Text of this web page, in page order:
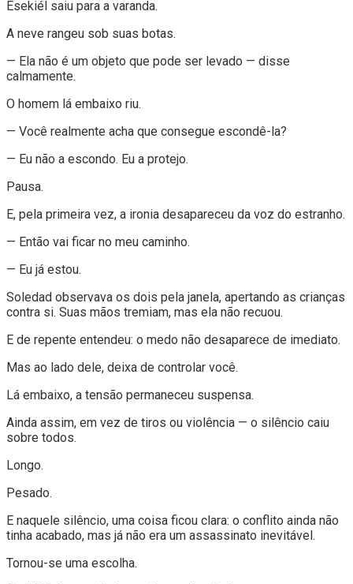
Esekiél saiu para a varanda.
A neve rangeu sob suas botas.
— Ela não é um objeto que pode ser levado — disse
calmamente.
O homem lá embaixo riu.
— Você realmente acha que consegue escondê-la?
— Eu não a escondo. Eu a protejo.
Pausa.
E, pela primeira vez, a ironia desapareceu da voz do estranho.
— Então vai ficar no meu caminho.
— Eu já estou.
Soledad observava os dois pela janela, apertando as crianças
contra si. Suas mãos tremiam, mas ela não recuou.
E de repente entendeu: o medo não desaparece de imediato.
Mas ao lado dele, deixa de controlar você.
Lá embaixo, a tensão permaneceu suspensa.
Ainda assim, em vez de tiros ou violência — o silêncio caiu
sobre todos.
Longo.
Pesado.
E naquele silêncio, uma coisa ficou clara: o conflito ainda não
tinha acabado, mas já não era um assassinato inevitável.
Tornou-se uma escolha.